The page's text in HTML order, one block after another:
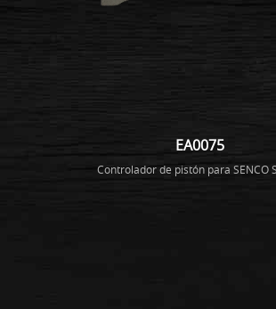
EA0075
Controlador de pistón para SENCO